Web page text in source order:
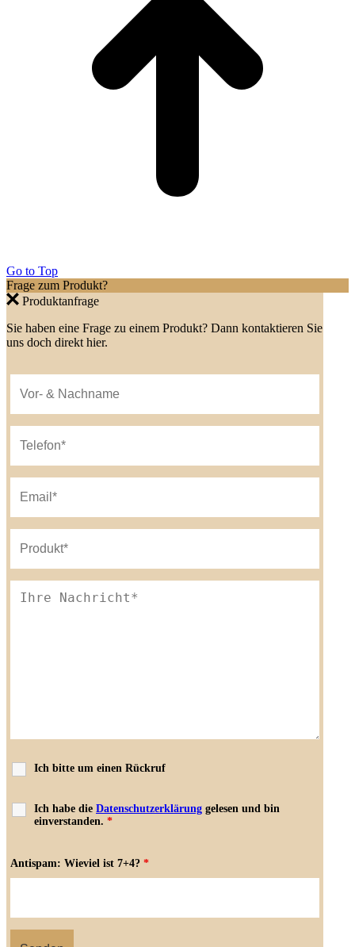
Go to Top
Frage zum Produkt?
Produktanfrage
Sie haben eine Frage zu einem Produkt? Dann kontaktieren Sie
uns doch direkt hier.
Ich bitte um einen Rückruf
Ich habe die Datenschutzerklärung gelesen und bin
einverstanden. *
Antispam: Wieviel ist 7+4? *